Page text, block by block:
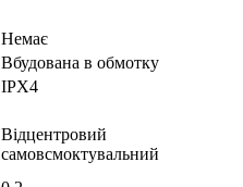
Немає
Вбудована в обмотку
IPX4
Відцентровий
самовсмоктувальний